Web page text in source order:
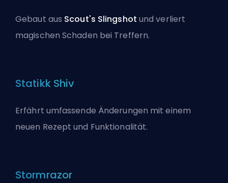
Gebaut aus Scout's Slingshot und verliert
magischen Schaden bei Treffern.
Statikk Shiv
Erfährt umfassende Änderungen mit einem
neuen Rezept und Funktionalität.
Stormrazor